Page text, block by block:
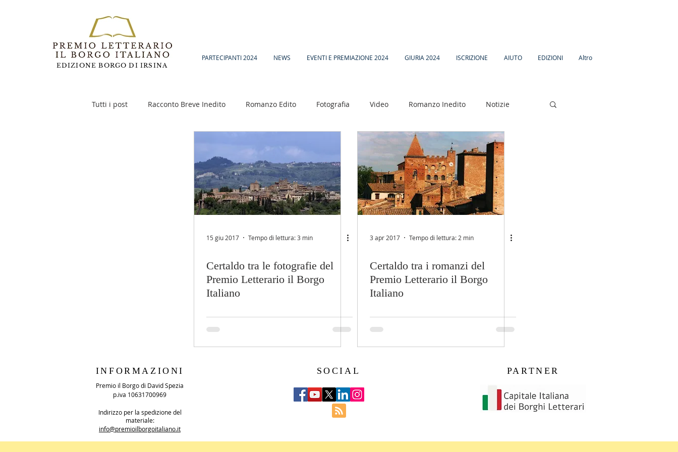
EDIZIONE BORGO DI IRSINA
PARTECIPANTI 2024 NEWS EVENTI E PREMIAZIONE 2024 GIURIA 2024 ISCRIZIONE AIUTO EDIZIONI Altro
Tutti i post Racconto Breve Inedito Romanzo Edito Fotografia Video Romanzo Inedito Notizie
15 giu 2017 Tempo di lettura: 3 min
Certaldo tra le fotografie del
Premio Letterario il Borgo
Italiano
3 apr 2017 Tempo di lettura: 2 min
Certaldo tra i romanzi del
Premio Letterario il Borgo
Italiano
INFORMAZIONI
Premio il Borgo di David Spezia
p.iva 10631700969
Indirizzo per la spedizione del
materiale:
info@premioilborgoitaliano.it
SOCIAL PARTNER